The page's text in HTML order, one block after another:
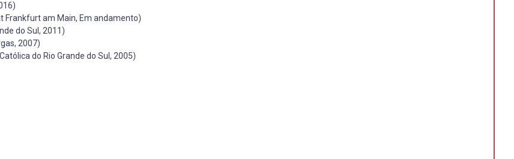
Frankfurt am Main, Em andamento)
do Sul, 2011)
2007)
do Rio Grande do Sul, 2005)